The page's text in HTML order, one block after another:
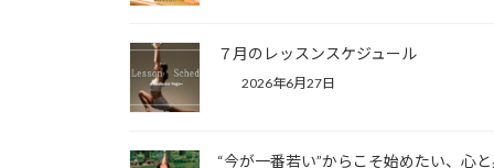
７月のレッスンスケジュール
2026年6月27日
“今が一番若い”からこそ始めたい、心